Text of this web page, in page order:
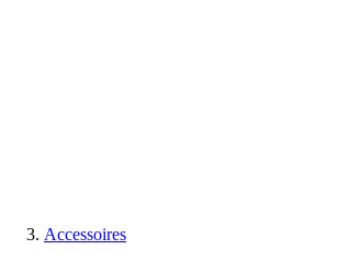
Accessoires